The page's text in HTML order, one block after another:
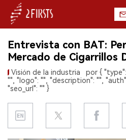
INICIO
EMPRESA
Entrevista con BAT:
Mercado de Cigarrillos
Visión de la industria
por {
"", "logo": "", "description": "",
"seo_url": "" }